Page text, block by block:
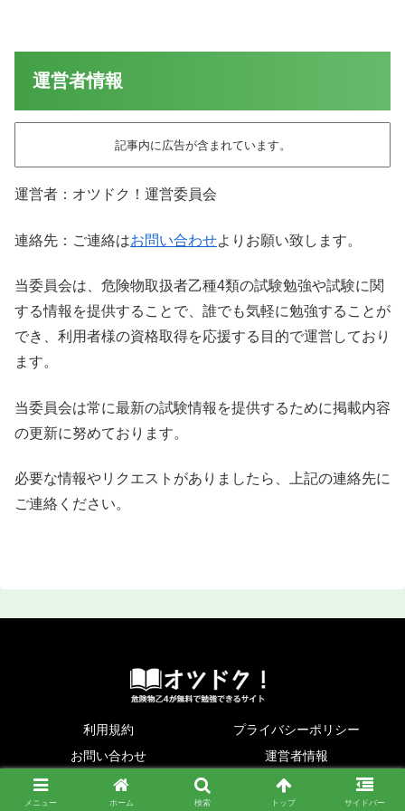
運営者情報
記事内に広告が含まれています。
運営者：オツドク！運営委員会
連絡先：ご連絡はお問い合わせよりお願い致します。
当委員会は、危険物取扱者乙種4類の試験勉強や試験に関
する情報を提供することで、誰でも気軽に勉強することが
でき、利用者様の資格取得を応援する目的で運営しており
ます。
当委員会は常に最新の試験情報を提供するために掲載内容
の更新に努めております。
必要な情報やリクエストがありましたら、上記の連絡先に
ご連絡ください。
利用規約
プライバシーポリシー
お問い合わせ
運営者情報
© 2020 [危険物取扱者・乙４]無料・独学学習サイト│オツドク！.
メニュー ホーム 検索 トップ サイドバー